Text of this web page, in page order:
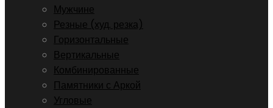
Мужчине
Резные (худ. резка)
Горизонтальные
Вертикальные
Комбинированные
Памятники с Аркой
Угловые